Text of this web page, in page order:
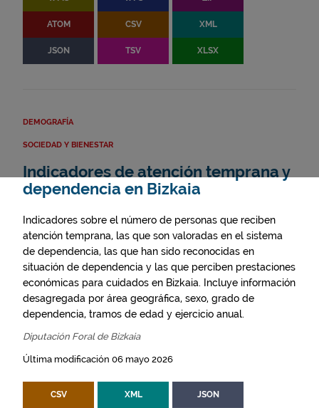
ATOM CSV XML
JSON TSV XLSX
DEMOGRAFÍA
SOCIEDAD Y BIENESTAR
Indicadores de atención temprana y
dependencia en Bizkaia
Indicadores sobre el número de personas que reciben
atención temprana, las que son valoradas en el sistema
de dependencia, las que han sido reconocidas en
situación de dependencia y las que perciben prestaciones
económicas para cuidados en Bizkaia. Incluye información
desagregada por área geográfica, sexo, grado de
dependencia, tramos de edad y ejercicio anual.
Diputación Foral de Bizkaia
Última modificación 06 mayo 2026
CSV XML JSON